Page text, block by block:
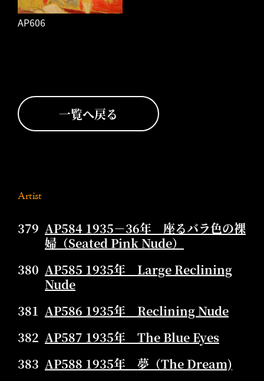
AP606
一覧へ戻る
Artist
379 AP584 1935－36年 座るバラ色の裸
婦（Seated Pink Nude）
380 AP585 1935年 Large Reclining
Nude
381 AP586 1935年 Reclining Nude
382 AP587 1935年 The Blue Eyes
383 AP588 1935年 夢（The Dream)